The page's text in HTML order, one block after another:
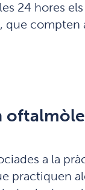
24 hores els
a la
practiquen